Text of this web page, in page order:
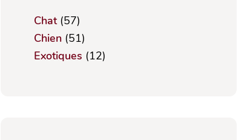
Chat(57)
Chien (51)
Exotiques (12)